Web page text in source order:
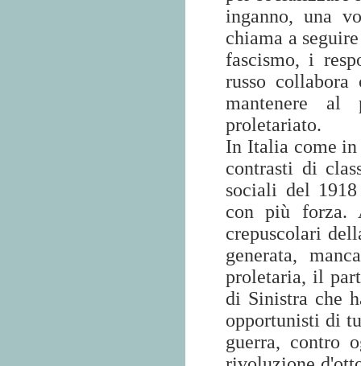
inganno, una
chiama a
fascismo, i
russo
mantenere
proletariato.
In Italia come
contrasti di
sociali del
con più forza.
crepuscolari
generata,
proletaria, il
di Sinistra che
opportunisti di
guerra, contro